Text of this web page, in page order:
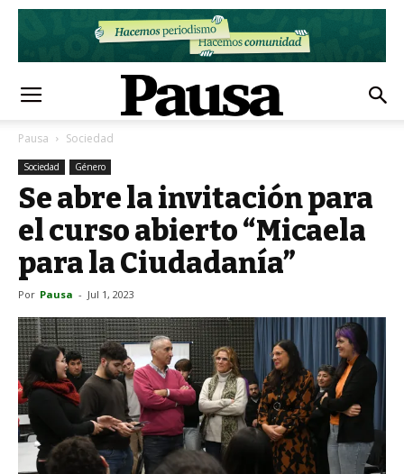
Pausa Sociedad
Sociedad Género
Se abre la invitación para
el curso abierto “Micaela
para la Ciudadanía”
Por Pausa - Jul 1, 2023